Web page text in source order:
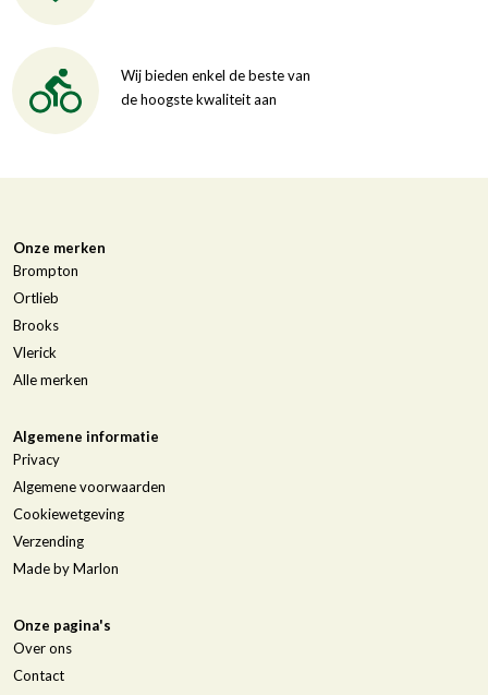
Wij bieden enkel de beste van
de hoogste kwaliteit aan
Onze merken
Brompton
Ortlieb
Brooks
Vlerick
Alle merken
Algemene informatie
Privacy
Algemene voorwaarden
Cookiewetgeving
Verzending
Made by Marlon
Onze pagina's
Over ons
Contact